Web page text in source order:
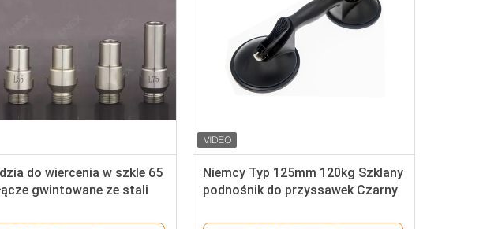
do wiercenia w szkle 65
gwintowane ze stali
Niemcy Typ 125mm 120kg Szklany
podnośnik do przyssawek Czarny